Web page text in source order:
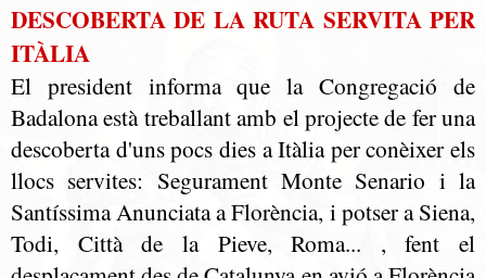
DESCOBERTA DE LA RUTA SERVITA PER
ITÀLIA
El president informa que la Congregació de
Badalona està treballant amb el projecte de fer una
descoberta d'uns pocs dies a Itàlia per conèixer els
llocs servites: Segurament Monte Senario i la
Santíssima Anunciata a Florència, i potser a Siena,
Todi, Città de la Pieve, Roma... , fent el